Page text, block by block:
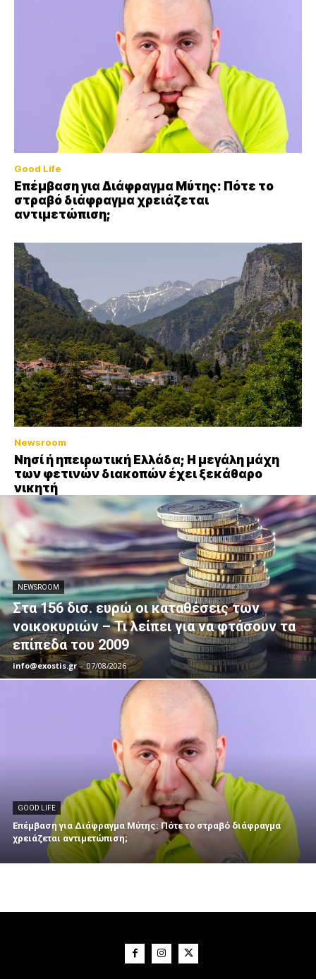
Good Life
Επέμβαση για Διάφραγμα Μύτης: Πότε το
στραβό διάφραγμα χρειάζεται
αντιμετώπιση;
Newsroom
Νησί ή ηπειρωτική Ελλάδα; Η μεγάλη μάχη
των φετινών διακοπών έχει ξεκάθαρο
νικητή
NEWSROOM
Στα 156 δισ. ευρώ οι καταθέσεις των
νοικοκυριών – Τι λείπει για να φτάσουν τα
επίπεδα του 2009
info@exostis.gr - 07/08/2026
GOOD LIFE
Επέμβαση για Διάφραγμα Μύτης: Πότε το στραβό διάφραγμα
χρειάζεται αντιμετώπιση;